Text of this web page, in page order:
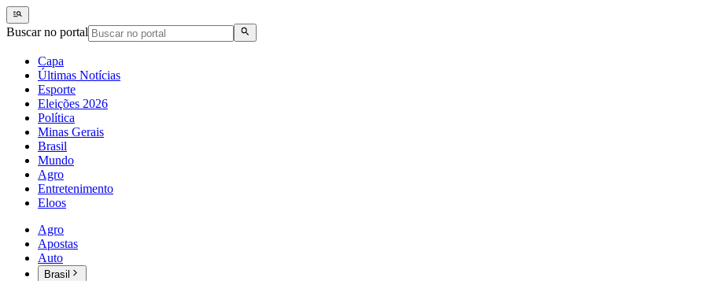
Buscar no portal
Capa
Últimas Notícias
Esporte
Eleições 2026
Política
Minas Gerais
Brasil
Mundo
Agro
Entretenimento
Eloos
Agro
Apostas
Auto
Brasil